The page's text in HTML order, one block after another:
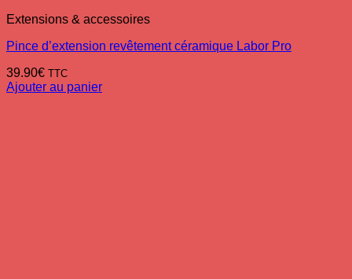
Extensions & accessoires
Pince d’extension revêtement céramique Labor Pro
39.90€ TTC
Ajouter au panier